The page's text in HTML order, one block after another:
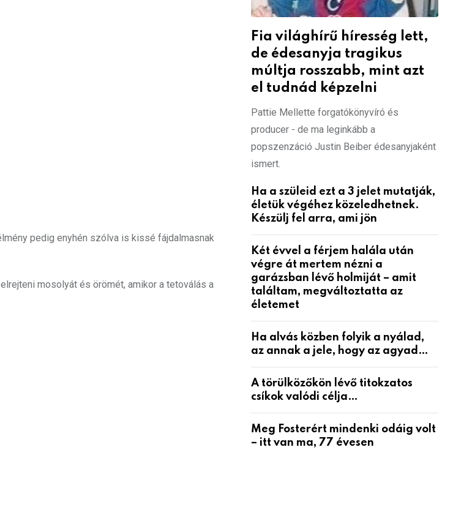
pedig enyhén szólva is kissé fájdalmasnak
mosolyát és örömét, amikor a tetoválás a
Fia világhírű híresség lett,
de édesanyja tragikus
múltja rosszabb, mint azt
el tudnád képzelni
Pattie Mellette forgatókönyvíró és
producer - de ma leginkább a
popszenzáció Justin Beiber édesanyjaként
ismert.
Ha a szüleid ezt a 3 jelet mutatják,
életük végéhez közeledhetnek.
Készülj fel arra, ami jön
Két évvel a férjem halála után
végre át mertem nézni a
garázsban lévő holmiját – amit
találtam, megváltoztatta az
életemet
Ha alvás közben folyik a nyálad,
az annak a jele, hogy az agyad…
A törülközőkön lévő titokzatos
csíkok valódi célja…
Meg Fosterért mindenki odáig volt
– itt van ma, 77 évesen